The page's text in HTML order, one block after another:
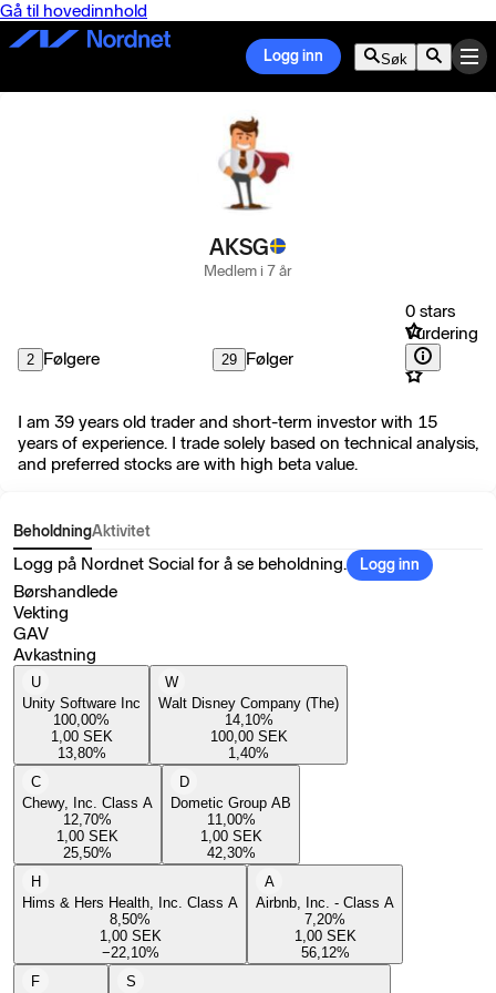
Gå til hovedinnhold
Logg inn Søk
AKSG
Medlem i 7 år
2 Følgere 29 Følger
0 stars
Vurdering
I am 39 years old trader and short-term investor with 15
years of experience. I trade solely based on technical analysis,
and preferred stocks are with high beta value.
BeholdningAktivitet
Logg på Nordnet Social for å se beholdning. Logg inn
Børshandlede
Vekting
GAV
Avkastning
U
Unity Software Inc
100,00%
1,00 SEK
13,80%
W
Walt Disney Company (The)
14,10%
100,00 SEK
1,40%
C
Chewy, Inc. Class A
12,70%
1,00 SEK
25,50%
D
Dometic Group AB
11,00%
1,00 SEK
42,30%
H
Hims & Hers Health, Inc. Class A
8,50%
1,00 SEK
−22,10%
A
Airbnb, Inc. - Class A
7,20%
1,00 SEK
56,12%
F
S